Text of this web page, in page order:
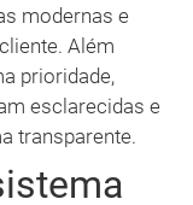
modernas e
Além
prioridade,
esclarecidas e
transparente.